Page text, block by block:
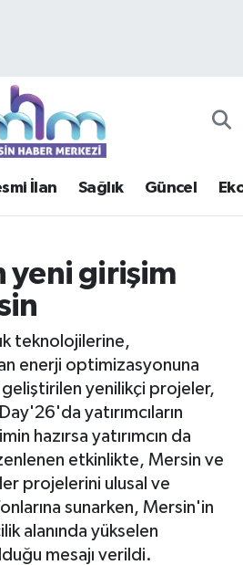
İlan Sağlık Güncel
yeni girişim
teknolojilerine,
enerji optimizasyonuna
yenilikçi projeler,
yatırımcıların
hazırsa yatırımcın da
etkinlikte, Mersin ve
projelerini ulusal ve
sunarken, Mersin'in
alanında yükselen
mesajı verildi.
Haritası
ve Fikstür